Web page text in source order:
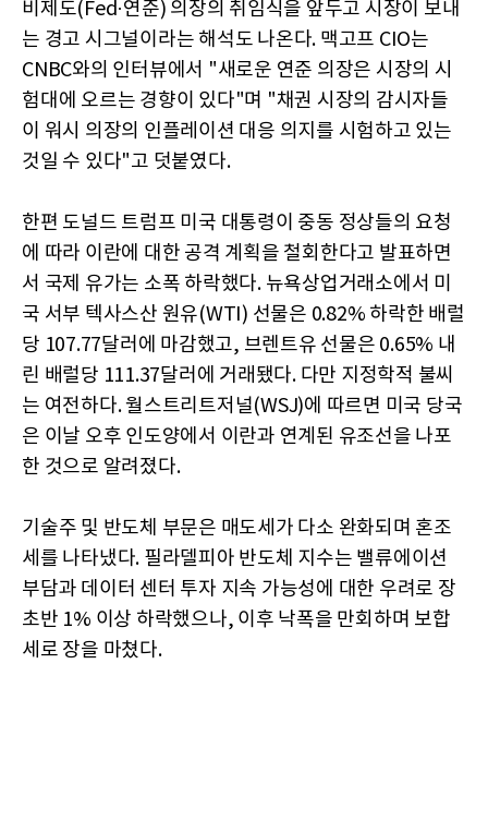
비제도(Fed·연준) 의장의 취임식을 앞두고 시장이 보내
는 경고 시그널이라는 해석도 나온다. 맥고프 CIO는
CNBC와의 인터뷰에서 "새로운 연준 의장은 시장의 시
험대에 오르는 경향이 있다"며 "채권 시장의 감시자들
이 워시 의장의 인플레이션 대응 의지를 시험하고 있는
것일 수 있다"고 덧붙였다.
한편 도널드 트럼프 미국 대통령이 중동 정상들의 요청
에 따라 이란에 대한 공격 계획을 철회한다고 발표하면
서 국제 유가는 소폭 하락했다. 뉴욕상업거래소에서 미
국 서부 텍사스산 원유(WTI) 선물은 0.82% 하락한 배럴
당 107.77달러에 마감했고, 브렌트유 선물은 0.65% 내
린 배럴당 111.37달러에 거래됐다. 다만 지정학적 불씨
는 여전하다. 월스트리트저널(WSJ)에 따르면 미국 당국
은 이날 오후 인도양에서 이란과 연계된 유조선을 나포
한 것으로 알려졌다.
기술주 및 반도체 부문은 매도세가 다소 완화되며 혼조
세를 나타냈다. 필라델피아 반도체 지수는 밸류에이션
부담과 데이터 센터 투자 지속 가능성에 대한 우려로 장
초반 1% 이상 하락했으나, 이후 낙폭을 만회하며 보합
세로 장을 마쳤다.